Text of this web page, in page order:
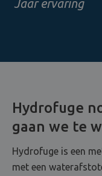
Jaar ervaring
Hydrofuge
gaan we te
Hydrofuge is een
met een